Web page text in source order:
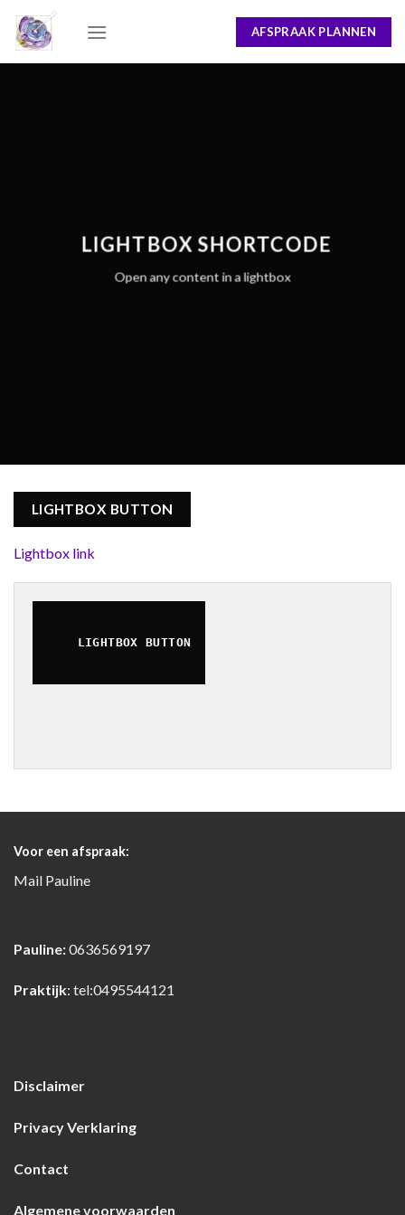
content
AFSPRAAK PLANNEN
LIGHTBOX SHORTCODE
Open any content in a lightbox
LIGHTBOX BUTTON
Lightbox link
LIGHTBOX BUTTON
Voor een afspraak:
Mail Pauline
Pauline:0636569197
Praktijk: tel:0495544121
Disclaimer
Privacy Verklaring
Contact
Algemene voorwaarden